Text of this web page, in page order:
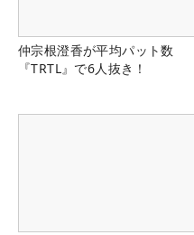
仲宗根澄香が平均パット数
『TRTL』で6人抜き！